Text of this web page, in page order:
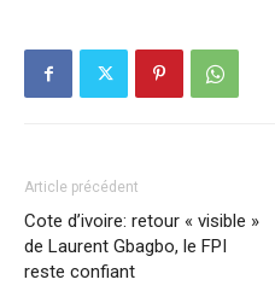
Article précédent
Cote d’ivoire: retour « visible »
de Laurent Gbagbo, le FPI
reste confiant